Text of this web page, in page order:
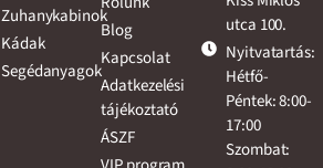
Zuhanykabinok
Kádak
Segédanyagok
Blog
Kapcsolat
Adatkezelési
tájékoztató
ÁSZF
utca 100.
Nyitvatartás:
Hétfő-
Péntek: 8:00-
17:00
Szombat: